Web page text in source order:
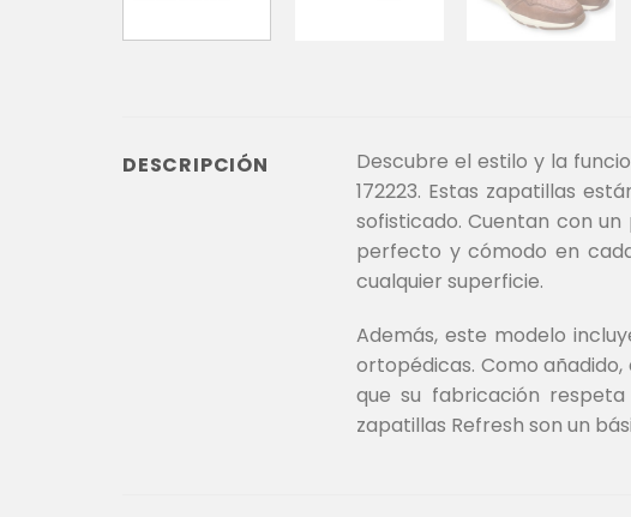
DESCRIPCIÓN
Descubre el estilo y la
172223. Estas zapatillas
sofisticado. Cuentan con
perfecto y cómodo en
cualquier superficie.
Además, este modelo
ortopédicas. Como
que su fabricación
zapatillas Refresh son un